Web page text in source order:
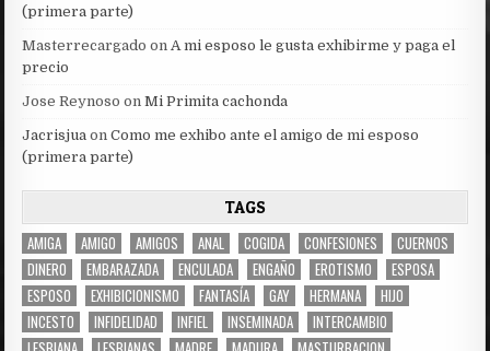
(primera parte)
Masterrecargado onA mi esposo le gusta exhibirme y paga el
precio
Jose Reynoso onMi Primita cachonda
Jacrisjua onComo me exhibo ante el amigo de mi esposo
(primera parte)
TAGS
AMIGA AMIGO AMIGOS ANAL COGIDA CONFESIONES
CUERNOS
DINERO
EMBARAZADA ENCULADA ENGAÑO EROTISMO
ESPOSA
ESPOSO
EXHIBICIONISMO FANTASÍA GAY HERMANA
HIJO
INCESTO
INFIDELIDAD INFIEL INSEMINADA
INTERCAMBIO